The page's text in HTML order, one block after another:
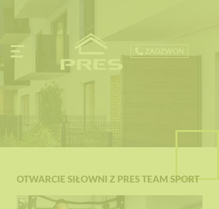
OTWARCIE SIŁOWNI Z PRES TEAM SPORT